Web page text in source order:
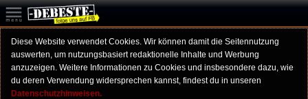
Diese Website verwendet Cookies. Wir können damit die Seitennutzung
auswerten, um nutzungsbasiert redaktionelle Inhalte und Werbung
anzuzeigen. Weitere Informationen zu Cookies und insbesondere dazu, wie
du deren Verwendung widersprechen kannst, findest du in unseren
Datenschutzhinweisen.